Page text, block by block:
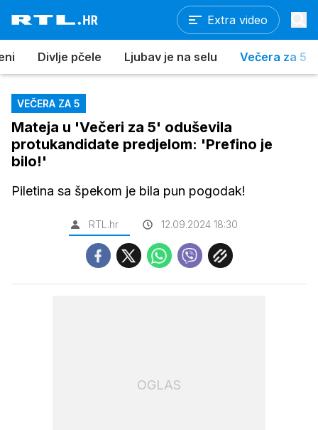
Extra video
Divlje pčele Ljubav je na selu Večera za 5
VEČERA ZA 5
Mateja u 'Večeri za 5' oduševila
protukandidate predjelom: 'Prefino je
bilo!'
Piletina sa špekom je bila pun pogodak!
RTL.hr 12.09.2024 18:30
OGLAS